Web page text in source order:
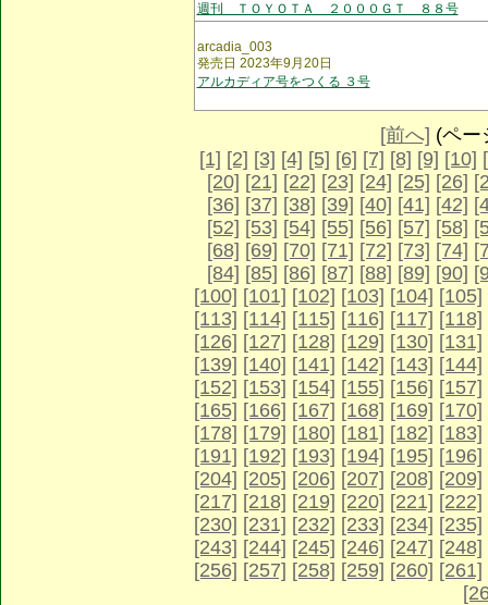
週刊 ＴＯＹＯＴＡ ２０００ＧＴ ８８号
arcadia_003
発売日 2023年9月20日
アルカディア号をつくる ３号
[前へ] (ペ
[1] [2] [3] [4] [5] [6] [7] [8] [9] [10]
[20] [21] [22] [23] [24] [25] [26]
[36] [37] [38] [39] [40] [41] [42]
[52] [53] [54] [55] [56] [57] [58]
[68] [69] [70] [71] [72] [73] [74]
[84] [85] [86] [87] [88] [89] [90]
[100] [101] [102] [103] [104] [105]
[113] [114] [115] [116] [117] [118]
[126] [127] [128] [129] [130] [131]
[139] [140] [141] [142] [143] [144]
[152] [153] [154] [155] [156] [157]
[165] [166] [167] [168] [169] [170]
[178] [179] [180] [181] [182] [183]
[191] [192] [193] [194] [195] [196]
[204] [205] [206] [207] [208] [209]
[217] [218] [219] [220] [221] [222]
[230] [231] [232] [233] [234] [235]
[243] [244] [245] [246] [247] [248]
[256] [257] [258] [259] [260] [261]